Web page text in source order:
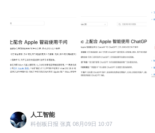
人工智能
科创板日报 张真 08月09日 10:07